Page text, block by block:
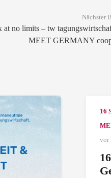
Nächster
at no limits – tw
MEET GERMANY
16
vor